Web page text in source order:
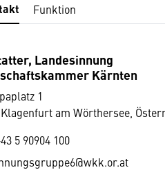
Funktion
Landesinnung
Kärnten
1
Klagenfurt am Wörthersee,
5 90904 100